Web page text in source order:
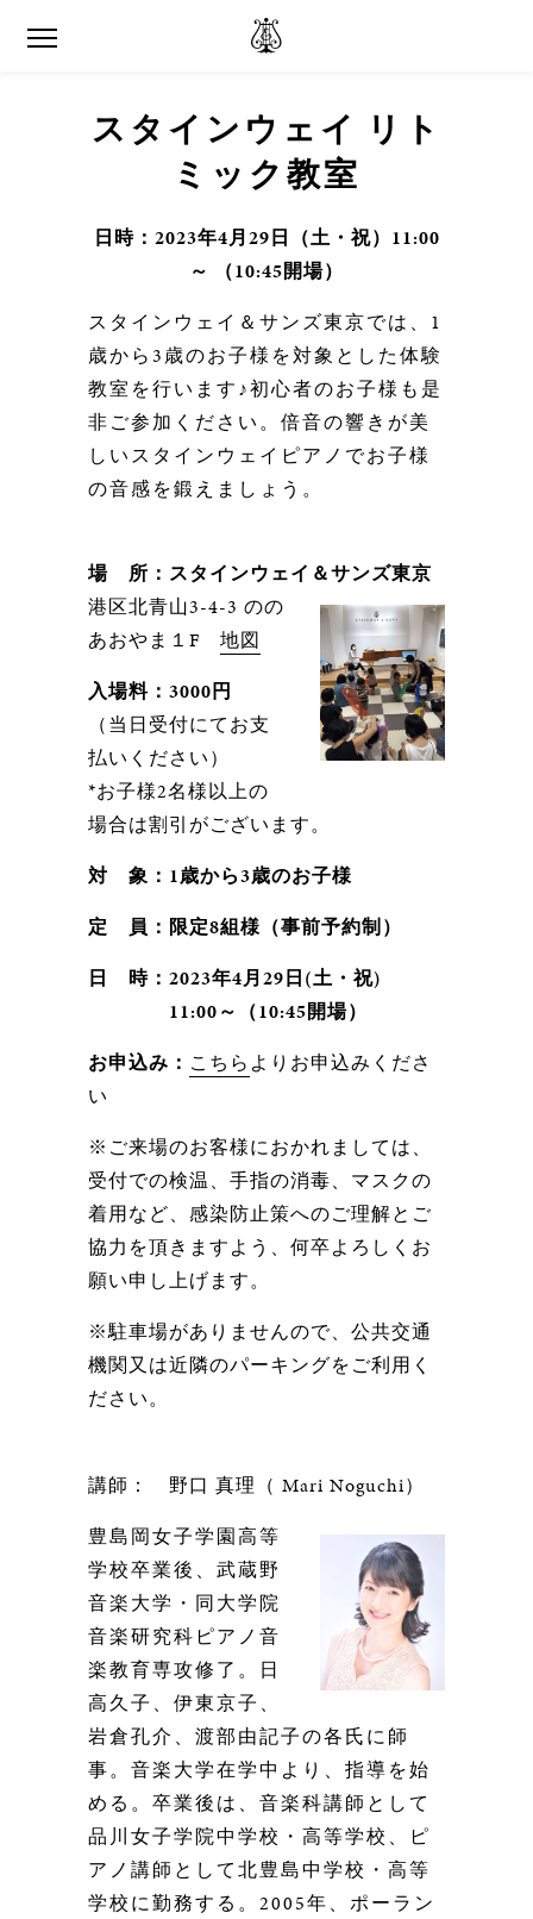
スタインウェイ リト
ミック教室
日時：2023年4月29日（土・祝）11:00
～ （10:45開場）
スタインウェイ＆サンズ東京では、1
歳から3歳のお子様を対象とした体験
教室を行います♪初心者のお子様も是
非ご参加ください。 倍音の響きが美
しいスタインウェイピアノでお子様
の音感を鍛えましょう 。
場 所：スタインウェイ＆サンズ東京
港区北青山3-4-3 のの
あおやま１F 地図
入場料：3000円
（当日受付にてお支
払いください）
*お子様2名様以上の
場合は割引がございます。
対 象：1歳から3歳のお子様
定 員：限定8組様（事前予約制）
日 時： 2023年4月29日(土・祝)
11:00～（10:45開場）
お申込み： こちら よりお申込みくださ
い
※ご来場のお客様におかれましては、
受付での検温、手指の消毒、マスクの
着用など、感染防止策へのご理解とご
協力を頂きますよう、何卒よろしくお
願い申し上げます。
※駐車場がありませんので、公共交通
機関又は近隣のパーキングをご利用く
ださい。
講師： 野口 真理（ Mari Noguchi）
豊島岡女子学園高等
学校卒業後、武蔵野
音楽大学・同大学院
音楽研究科ピアノ音
楽教育専攻修了。日
高久子、伊東京子、
岩倉孔介、 渡部由記子の各氏に師
事。音楽大学在学中より、指導を始
める。卒業後は、音楽科講師として
品川女子学院中学校・高等学校、ピ
アノ講師として北豊島中学校・高等
学校に勤務する。2005年、ポーラン